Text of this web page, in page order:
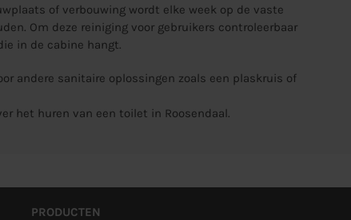
of verbouwing wordt elke week op de vaste
Om deze reiniging voor gebruikers controleerbaar
in de cabine hangt.
andere sanitaire oplossingen zoals een plaskruis of
het huren van een toilet in Roosendaal.
PRODUCTEN